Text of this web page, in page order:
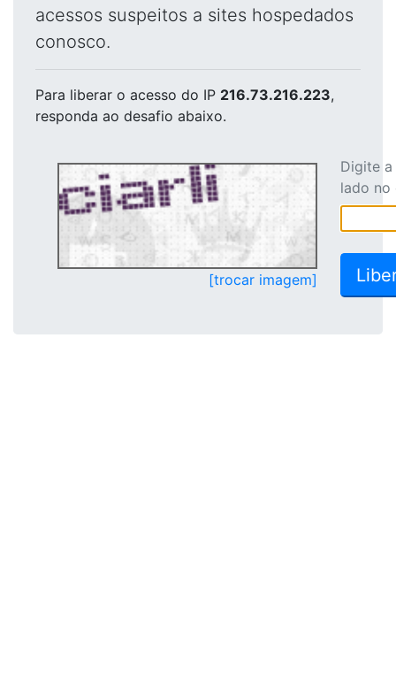
acessos suspeitos a sites hospedados
conosco.
Para liberar o acesso do IP 216.73.216.223,
responda ao desafio abaixo.
[trocar imagem]
Digite
lado no